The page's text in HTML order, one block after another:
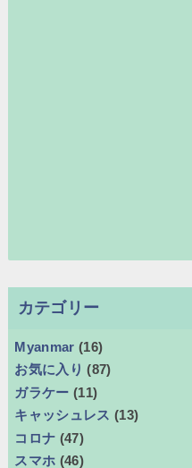
カテゴリー
Myanmar (16)
お気に入り (87)
ガラケー (11)
キャッシュレス (13)
コロナ (47)
スマホ (46)